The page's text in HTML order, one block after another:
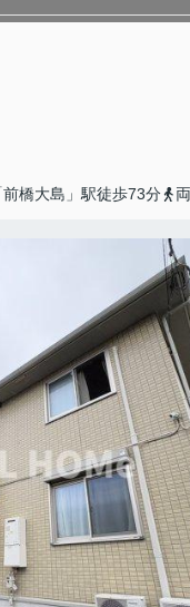
前橋大島」駅徒歩73分